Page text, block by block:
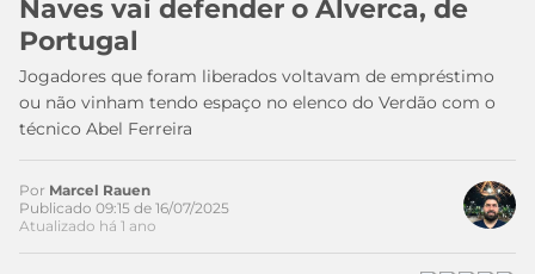
MELHORES
SITES
DE
APOSTAS
2026
CÓDIGO
PROMOCIONAL
BETBOOM
MUNDO
TIMES
MEU
TIME
PALMEIRAS
CAMPEONATOS
BRASILEIRÃO
SÉRIE
MÍDIA
ESPORTIVA
Naves vai defender o Alverca, de
Portugal
Jogadores que foram liberados voltavam de empréstimo
ou não vinham tendo espaço no elenco do Verdão com o
técnico Abel Ferreira
Por Marcel Rauen
Publicado 09:15 de 16/07/2025
Atualizado há 1 ano